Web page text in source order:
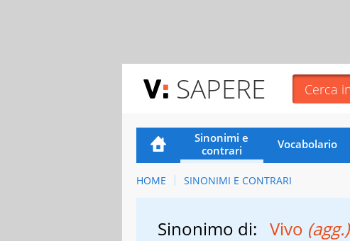
SAPERE
Sinonimi e
contrari
Vocabolario
HOME SINONIMI E CONTRARI
Sinonimo di: Vivo (agg.)